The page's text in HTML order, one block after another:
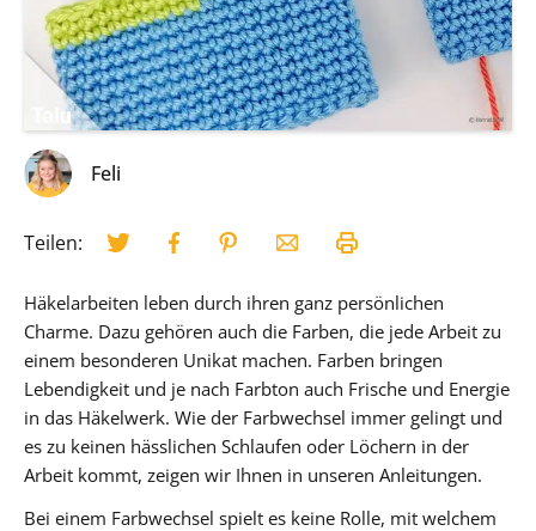
Feli
Teilen:
Häkelarbeiten leben durch ihren ganz persönlichen
Charme. Dazu gehören auch die Farben, die jede Arbeit zu
einem besonderen Unikat machen. Farben bringen
Lebendigkeit und je nach Farbton auch Frische und Energie
in das Häkelwerk. Wie der Farbwechsel immer gelingt und
es zu keinen hässlichen Schlaufen oder Löchern in der
Arbeit kommt, zeigen wir Ihnen in unseren Anleitungen.
Bei einem Farbwechsel spielt es keine Rolle, mit welchem